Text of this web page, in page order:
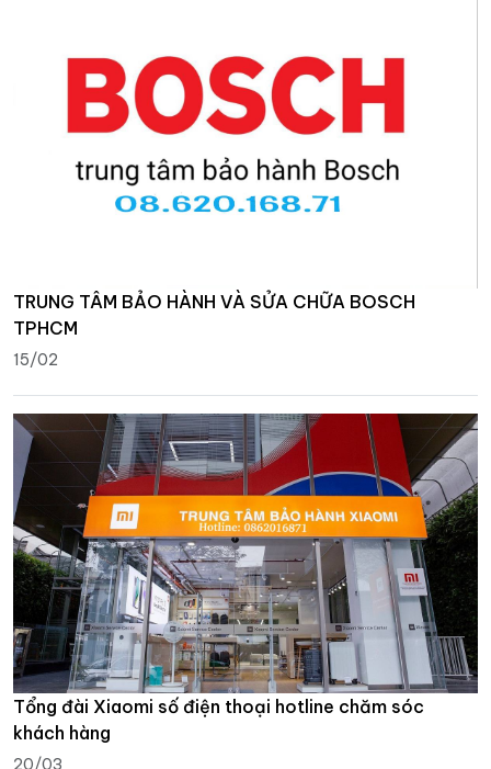
TRUNG TÂM BẢO HÀNH VÀ SỬA CHỮA BOSCH
TPHCM
15/02
Tổng đài Xiaomi số điện thoại hotline chăm sóc
khách hàng
20/03